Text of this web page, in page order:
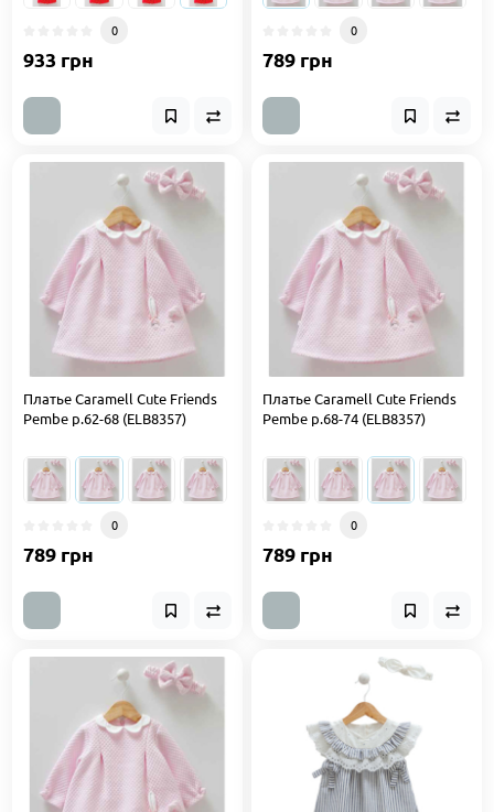
0
933 грн
0
789 грн
Платье Caramell Cute Friends
Pembe р.62-68 (ELB8357)
0
789 грн
Платье Caramell Cute Friends
Pembe р.68-74 (ELB8357)
0
789 грн